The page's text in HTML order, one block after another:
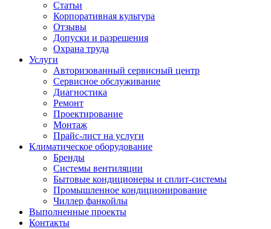
Статьи
Корпоративная культура
Отзывы
Допуски и разрешения
Охрана труда
Услуги
Авторизованный сервисный центр
Сервисное обслуживание
Диагностика
Ремонт
Проектирование
Монтаж
Прайс-лист на услуги
Климатическое оборудование
Бренды
Системы вентиляции
Бытовые кондиционеры и сплит-системы
Промышленное кондиционирование
Чиллер фанкойлы
Выполненные проекты
Контакты